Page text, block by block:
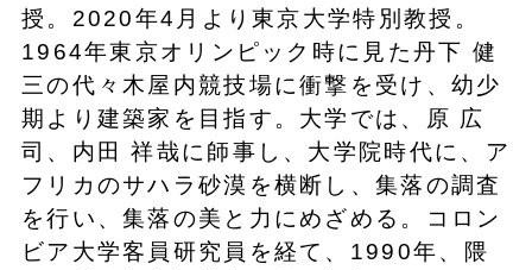
授。2020年4月より東京大学特別教授。
1964年東京オリンピック時に見た丹下 健
三の代々木屋内競技場に衝撃を受け、幼少
期より建築家を目指す。大学では、原 広
司、内田 祥哉に師事し、大学院時代に、ア
フリカのサハラ砂漠を横断し、集落の調査
を行い、集落の美と力にめざめる。コロン
ビア大学客員研究員を経て、1990年、隈